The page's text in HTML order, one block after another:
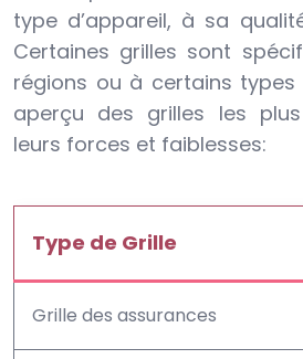
type d’appareil, à sa
Certaines grilles sont
régions ou à certains types
aperçu des grilles les
leurs forces et faiblesses:
Type de Grille
Grille des assurances